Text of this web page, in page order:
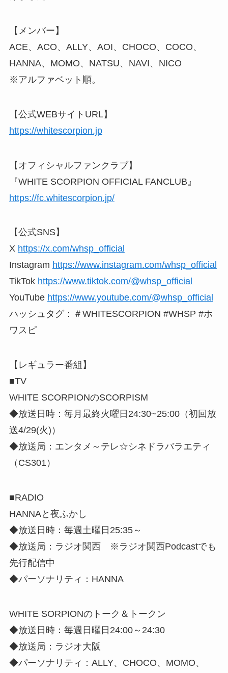
【メンバー】
ACE、ACO、ALLY、AOI、CHOCO、COCO、
HANNA、MOMO、NATSU、NAVI、NICO
※アルファベット順。
【公式WEBサイトURL】
https://whitescorpion.jp
【オフィシャルファンクラブ】
『WHITE SCORPION OFFICIAL FANCLUB』
https://fc.whitescorpion.jp/
【公式SNS】
X https://x.com/whsp_official
Instagram https://www.instagram.com/whsp_official
TikTok https://www.tiktok.com/@whsp_official
YouTube https://www.youtube.com/@whsp_official
ハッシュタグ：＃WHITESCORPION #WHSP #ホ
ワスピ
【レギュラー番組】
■TV
WHITE SCORPIONのSCORPISM
◆放送日時：毎月最終火曜日24:30~25:00（初回放
送4/29(火)）
◆放送局：エンタメ～テレ☆シネドラバラエティ
（CS301）
■RADIO
HANNAと夜ふかし
◆放送日時：毎週土曜日25:35～
◆放送局：ラジオ関西 ※ラジオ関西Podcastでも
先行配信中
◆パーソナリティ：HANNA
WHITE SORPIONのトーク＆トークン
◆放送日時：毎週日曜日24:00～24:30
◆放送局：ラジオ大阪
◆パーソナリティ：ALLY、CHOCO、MOMO、